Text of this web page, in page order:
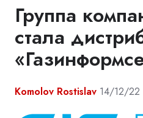
Группа
стала
Komolov Rostislav 14/12/22